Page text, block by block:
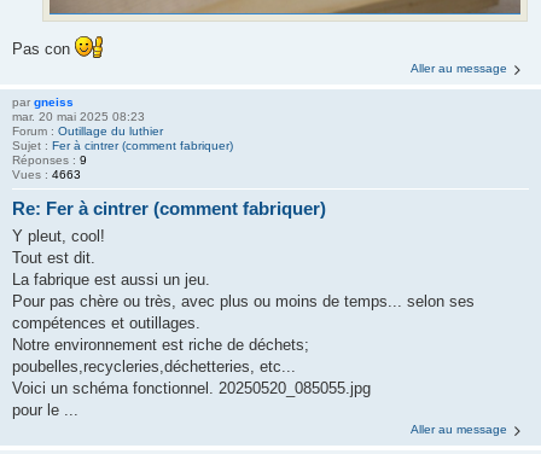
Pas con
Aller au message
par gneiss
mar. 20 mai 2025 08:23
Forum : Outillage du luthier
Sujet : Fer à cintrer (comment fabriquer)
Réponses : 9
Vues : 4663
Re: Fer à cintrer (comment fabriquer)
Y pleut, cool!
Tout est dit.
La fabrique est aussi un jeu.
Pour pas chère ou très, avec plus ou moins de temps... selon ses
compétences et outillages.
Notre environnement est riche de déchets;
poubelles,recycleries,déchetteries, etc...
Voici un schéma fonctionnel. 20250520_085055.jpg
pour le ...
Aller au message